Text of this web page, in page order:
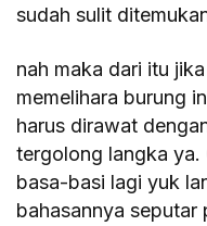
sudah sulit
nah maka dari itu
memelihara burung
harus dirawat
tergolong langka ya.
basa-basi lagi yuk
bahasannya seputar